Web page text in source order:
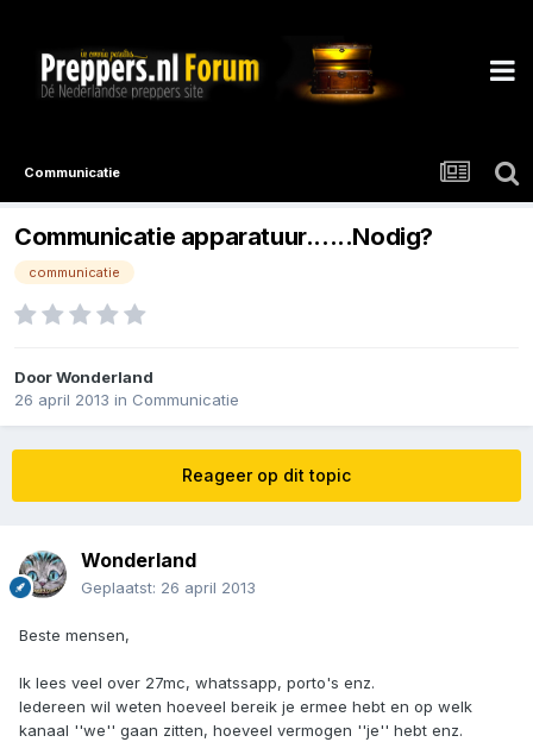
Communicatie
Communicatie apparatuur......Nodig?
communicatie
DoorWonderland
26 april 2013 in Communicatie
Reageer op dit topic
Wonderland
Geplaatst: 26 april 2013
Beste mensen,
Ik lees veel over 27mc, whatssapp, porto's enz.
Iedereen wil weten hoeveel bereik je ermee hebt en op welk
kanaal ''we'' gaan zitten, hoeveel vermogen ''je'' hebt enz.